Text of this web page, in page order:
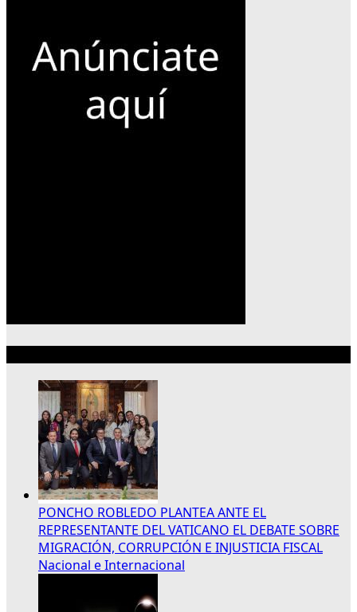
PONCHO ROBLEDO PLANTEA ANTE EL
REPRESENTANTE DEL VATICANO EL DEBATE SOBRE
MIGRACIÓN, CORRUPCIÓN E INJUSTICIA FISCAL
Nacional e Internacional